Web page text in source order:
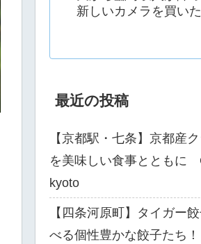
新しいカメラを買いた
最近の投稿
【京都駅・七条】京都産
を美味しい食事とともに
kyoto
【四条河原町】タイガー
べる個性豊かな餃子たち！